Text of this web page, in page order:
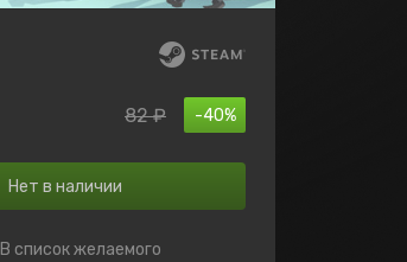
-40%
82 ₽
Нет в наличии
В список желаемого